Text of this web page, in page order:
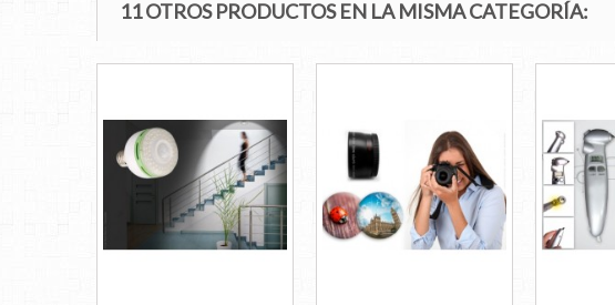
11 OTROS PRODUCTOS EN LA MISMA CATEGORÍA: